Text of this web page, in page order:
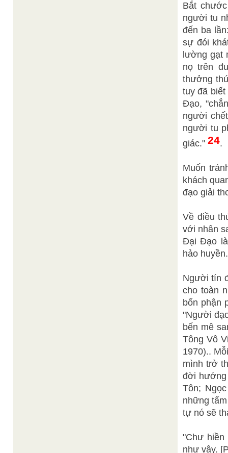
Bắt
người tu
đến ba
sự đói
lường gạt
nọ trên
thưởng
tuy đã
Đạo,
người
người tu
giác." 24.
Muốn
khách
đạo giải
Về điều
với nhân
Đại Đạo
hảo huyền.
Người tín
cho toàn
bổn phận
"Người
bến mê
Tông Vô
1970)..
mình trở
đời hướng
Tôn;
những
tự nó sẽ
"Chư hiền
như vậy.